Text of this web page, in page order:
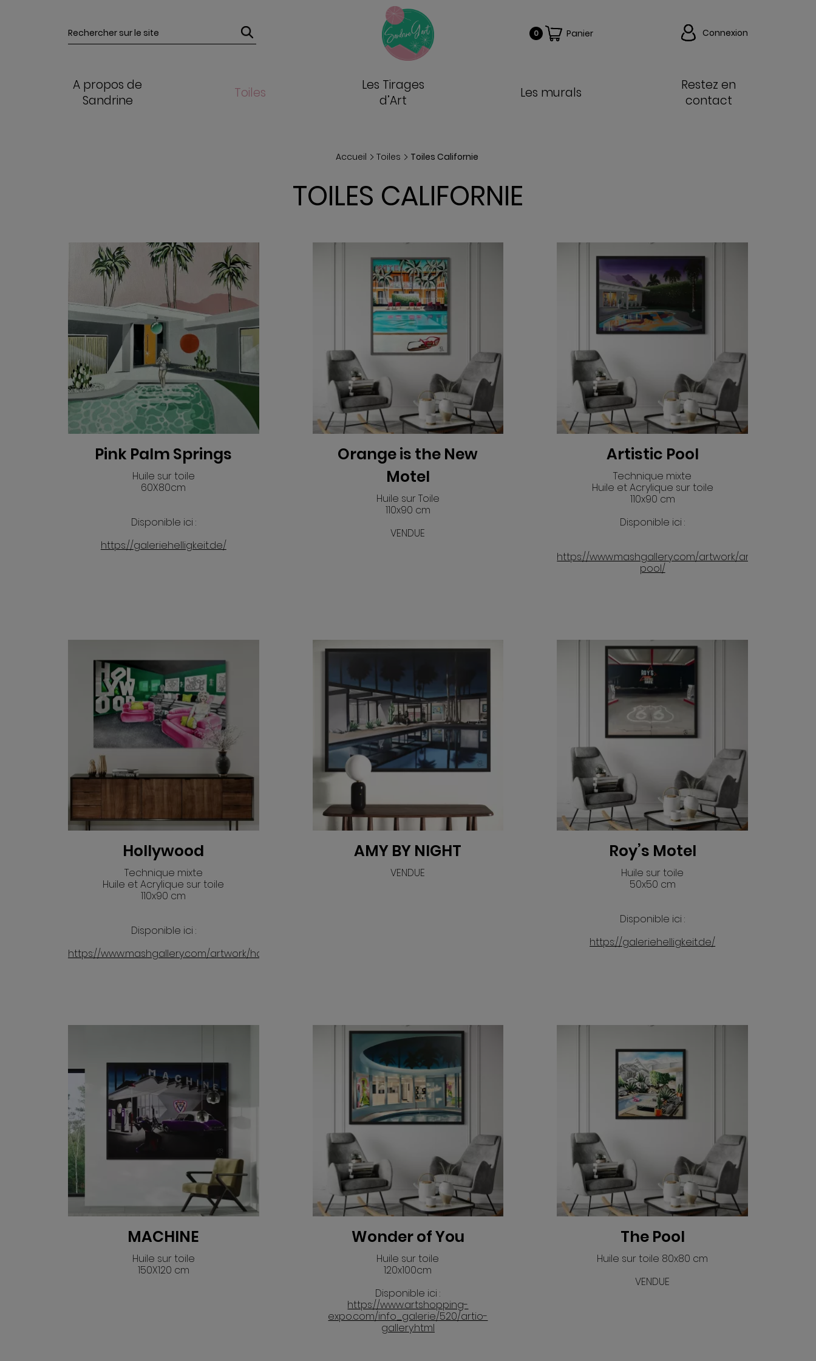
0 Panier Connexion
A propos de
Sandrine
Toiles
Les Tirages
d’Art
Les murals
Restez en
contact
Accueil Toiles Toiles Californie
TOILES CALIFORNIE
Pink Palm Springs
Huile sur toile
60X80cm
Disponible ici :
https://galeriehelligkeit.de/
Orange is the New
Motel
Huile sur Toile
110x90 cm
VENDUE
Artistic Pool
Technique mixte
Huile et Acrylique sur toile
110x90 cm
Disponible ici :
https://www.mashgallery.com/artwork/artistic-
pool/
Hollywood
Technique mixte
Huile et Acrylique sur toile
110x90 cm
Disponible ici :
https://www.mashgallery.com/artwork/hollywood/
VOIR
AMY BY NIGHT
VENDUE
Roy’s Motel
Huile sur toile
50x50 cm
Disponible ici :
https://galeriehelligkeit.de/
MACHINE
Huile sur toile
150X120 cm
Wonder of You
Huile sur toile
120x100cm
Disponible ici :
https://www.artshopping-
expo.com/info_galerie/520/artio-
gallery.html
VOIR
The Pool
Huile sur toile 80x80 cm
VENDUE